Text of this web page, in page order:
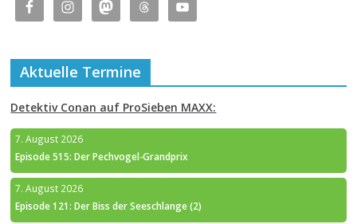
Aktuelle Termine
Detektiv Conan auf ProSieben MAXX:
7. August 2026
Episode 515: Der Pechvogel-Grandprix
7. August 2026
Episode 121: Der Biss der Seeschlange (2)